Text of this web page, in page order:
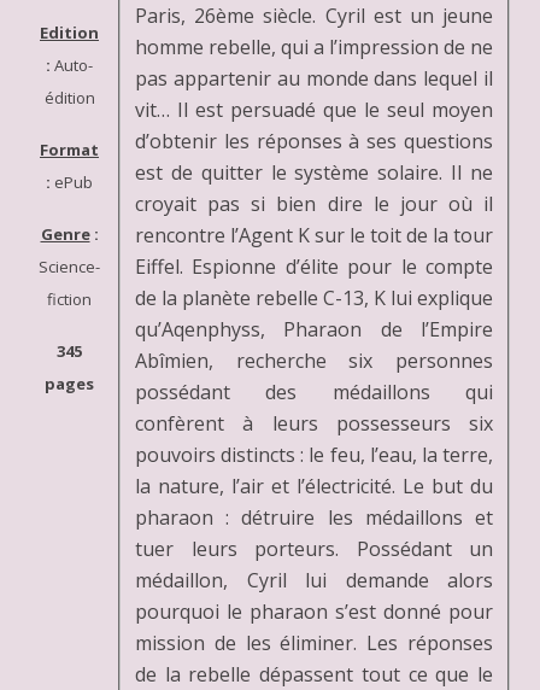
Edition
: Auto-
édition
Format
: ePub
Genre:
Science-
fiction
345
pages
Paris, 26ème siècle. Cyril est un jeune
homme rebelle, qui a l’impression de ne
pas appartenir au monde dans lequel il
vit… Il est persuadé que le seul moyen
d’obtenir les réponses à ses questions
est de quitter le système solaire. Il ne
croyait pas si bien dire le jour où il
rencontre l’Agent K sur le toit de la tour
Eiffel. Espionne d’élite pour le compte
de la planète rebelle C-13, K lui explique
qu’Aqenphyss, Pharaon de l’Empire
Abîmien, recherche six personnes
possédant des médaillons qui
confèrent à leurs possesseurs six
pouvoirs distincts : le feu, l’eau, la terre,
la nature, l’air et l’électricité. Le but du
pharaon : détruire les médaillons et
tuer leurs porteurs. Possédant un
médaillon, Cyril lui demande alors
pourquoi le pharaon s’est donné pour
mission de les éliminer. Les réponses
de la rebelle dépassent tout ce que le